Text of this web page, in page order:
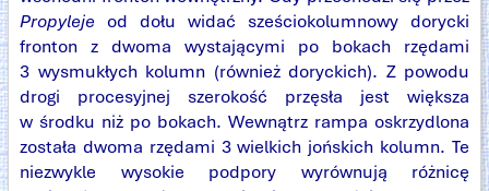
Propyleje od dołu widać sześciokolumnowy dorycki
fronton z dwoma wystającymi po bokach rzędami
3 wysmukłych kolumn (również doryckich). Z powodu
drogi procesyjnej szerokość przęsła jest większa
w środku niż po bokach. Wewnątrz rampa oskrzydlona
została dwoma rzędami 3 wielkich jońskich kolumn. Te
niezwykle wysokie podpory wyrównują różnicę